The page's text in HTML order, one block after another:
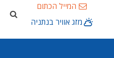
המייל הכתום
מזג אוויר בנתניה